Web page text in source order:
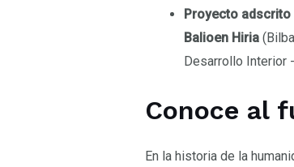
Proyecto
Balioen Hiria
Desarrollo Interior
Conoce al
En la historia de la